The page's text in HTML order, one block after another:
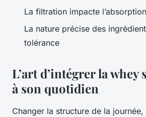
La filtration impacte
La nature précise des
tolérance
L’art d’intégrer la whey
à son quotidien
Changer la structure de la